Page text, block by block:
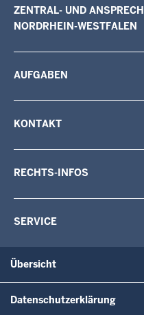
ZENTRAL- UND
NORDRHEIN-WESTFALEN
AUFGABEN
KONTAKT
RECHTS-INFOS
SERVICE
Übersicht
Datenschutzerklärung